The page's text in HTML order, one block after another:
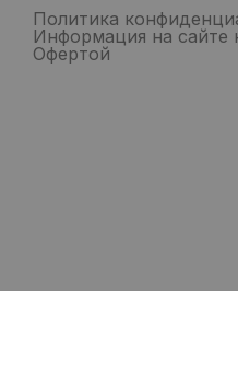
Политика
Информация на сайте
Офертой